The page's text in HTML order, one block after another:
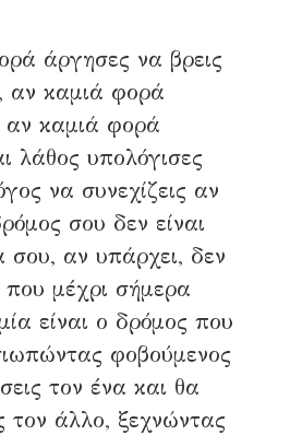
άργησες να βρεις
αν καμιά φορά
αν καμιά φορά
λάθος υπολόγισες
να συνεχίζεις αν
σου δεν είναι
σου, αν υπάρχει, δεν
που μέχρι σήμερα
είναι ο δρόμος που
φοβούμενος
τον ένα και θα
τον άλλο, ξεχνώντας